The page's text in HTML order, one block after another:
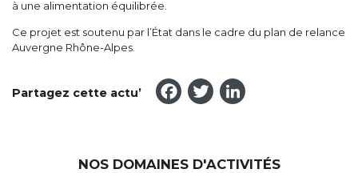
NOS DOMAINES D'ACTIVITÉS
à une alimentation équilibrée.
Ce projet est soutenu par l’État dans le cadre du plan de relance
Auvergne Rhône-Alpes.
Partagez cette actu’ Facebook
Twitter